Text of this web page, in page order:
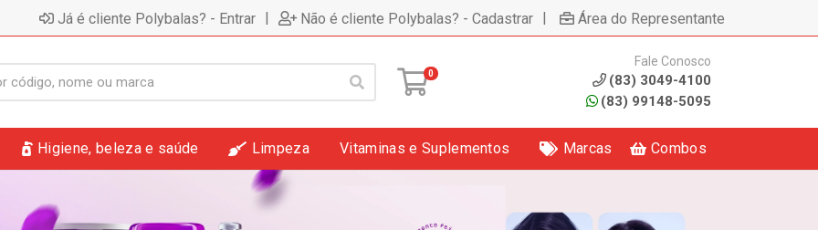
Já é cliente Polybalas? - Entrar | Não é cliente Polybalas? - Cadastrar | Área do Representante
0
Fale Conosco
(83) 3049-4100
(83) 99148-5095
Higiene, beleza e saúde Limpeza Vitaminas e Suplementos Marcas Combos